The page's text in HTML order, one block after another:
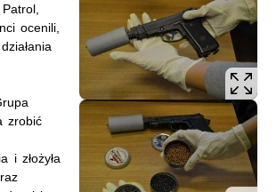
ocenili,
zrobić
i złożyła